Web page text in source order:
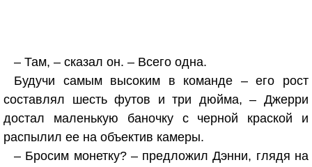
– Там, – сказал он. – Всего одна.
Будучи самым высоким в команде – его рост
составлял шесть футов и три дюйма, – Джерри
достал маленькую баночку с черной краской и
распылил ее на объектив камеры.
– Бросим монетку? – предложил Дэнни, глядя на